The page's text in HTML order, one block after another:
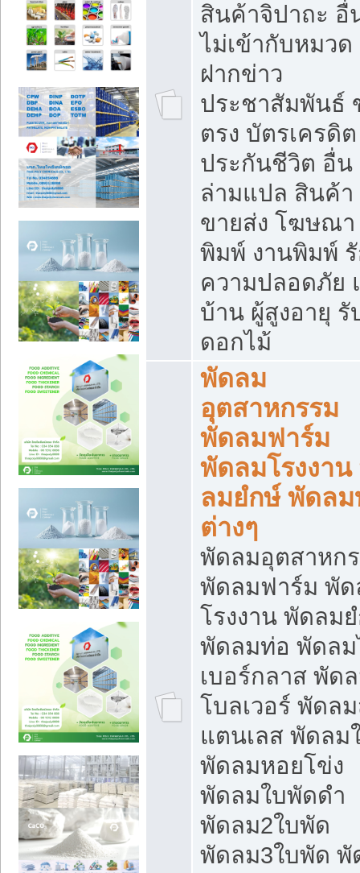
สินค้าจิปาถะ อื่
ไม่เข้ากับหมวด
ฝากข่าว
ประชาสัมพันธ์
ตรง บัตรเครดิต
ประกันชีวิต อื่น
ล่ามแปล สินค้า
ขายส่ง โฆษณา
พิมพ์ งานพิมพ์
ความปลอดภัย
บ้าน ผู้สูงอายุ รั
ดอกไม้
พัดลม
อุตสาหกรรม
พัดลมฟาร์ม
พัดลมโรงงา
ลมยํกษ์ พัดลม
ต่างๆ
พัดลมอุตสาหก
พัดลมฟาร์ม พั
โรงงาน พัดลม
พัดลมท่อ พัดล
เบอร์กลาส พัด
โบลเวอร์ พัดล
แตนเลส พัดลม
พัดลมหอยโข่ง
พัดลมใบพัดดำ
พัดลม2ใบพัด
พัดลม3ใบพัด พั